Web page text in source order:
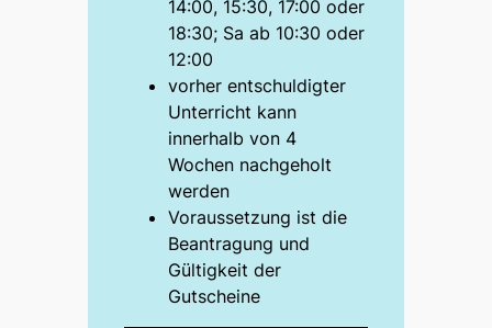
14:00, 15:30, 17:00 oder
18:30; Sa ab 10:30 oder
12:00
vorher entschuldigter
Unterricht kann
innerhalb von 4
Wochen nachgeholt
werden
Voraussetzung ist die
Beantragung und
Gültigkeit der
Gutscheine